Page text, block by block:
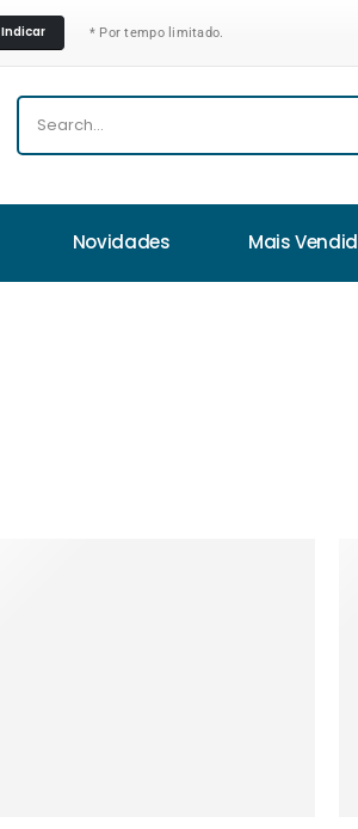
Indicar * Por tempo limitado.
Novidades Mais